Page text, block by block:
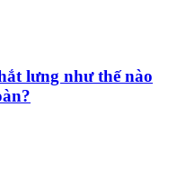
lưng như thế nào